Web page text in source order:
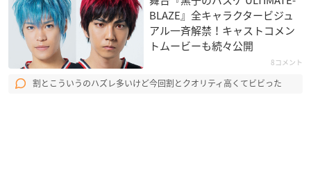
BLAZE』全キャラクタービジュ
アル一斉解禁！キャストコメン
トムービーも続々公開
8コメント
割とこういうのハズレ多いけど今回割とクオリティ高くてビビった